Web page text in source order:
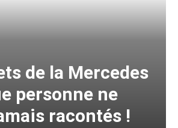
de la Mercedes
personne ne
racontés !